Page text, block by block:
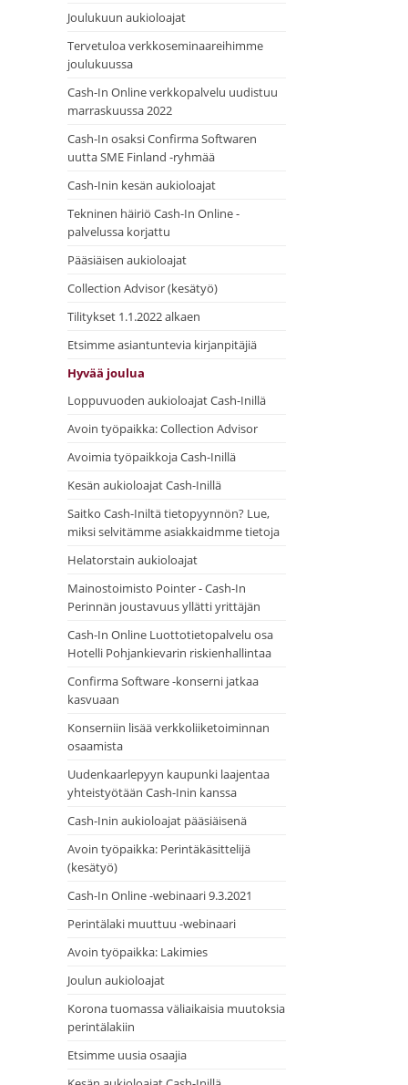
Joulukuun aukioloajat
Tervetuloa verkkoseminaareihimme
joulukuussa
Cash-In Online verkkopalvelu uudistuu
marraskuussa 2022
Cash-In osaksi Confirma Softwaren
uutta SME Finland -ryhmää
Cash-Inin kesän aukioloajat
Tekninen häiriö Cash-In Online -
palvelussa korjattu
Pääsiäisen aukioloajat
Collection Advisor (kesätyö)
Tilitykset 1.1.2022 alkaen
Etsimme asiantuntevia kirjanpitäjiä
Hyvää joulua
Loppuvuoden aukioloajat Cash-Inillä
Avoin työpaikka: Collection Advisor
Avoimia työpaikkoja Cash-Inillä
Kesän aukioloajat Cash-Inillä
Saitko Cash-Iniltä tietopyynnön? Lue,
miksi selvitämme asiakkaidmme tietoja
Helatorstain aukioloajat
Mainostoimisto Pointer - Cash-In
Perinnän joustavuus yllätti yrittäjän
Cash-In Online Luottotietopalvelu osa
Hotelli Pohjankievarin riskienhallintaa
Confirma Software -konserni jatkaa
kasvuaan
Konserniin lisää verkkoliiketoiminnan
osaamista
Uudenkaarlepyyn kaupunki laajentaa
yhteistyötään Cash-Inin kanssa
Cash-Inin aukioloajat pääsiäisenä
Avoin työpaikka: Perintäkäsittelijä
(kesätyö)
Cash-In Online -webinaari 9.3.2021
Perintälaki muuttuu -webinaari
Avoin työpaikka: Lakimies
Joulun aukioloajat
Korona tuomassa väliaikaisia muutoksia
perintälakiin
Etsimme uusia osaajia